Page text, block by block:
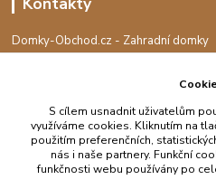
Domky-Obchod.cz - Zahradní domky
+420 730 501 925
info@domky-obchod.cz
S cílem usnadnit uživatelům
využíváme cookies. Kliknutím na
použitím preferenčních,
nás i naše partnery. Funkční
funkčnosti webu používány po